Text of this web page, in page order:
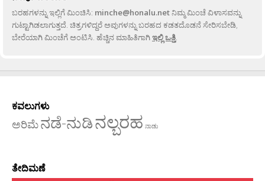
ಬರಹಗಳನ್ನು ಇಲ್ಲಿಗೆ ಮಿಂಚಿಸಿ: minche@honalu.netನಿಮ್ಮ ಮಿಂಚೆ ವಿಳಾಸವನ್ನು
ಗುಟ್ಟಾಗಿಡಲಾಗುತ್ತದೆ. ಚಿತ್ರಗಳಿದ್ದರೆ ಅವುಗಳನ್ನು ಬರಹದ ಕಡತದೊಡನೆ ಸೇರಿಸಬೇಡಿ,
ಬೇರೆಯಾಗಿ ಮಿಂಚೆಗೆ ಅಂಟಿಸಿ. ಹೆಚ್ಚಿನ ಮಾಹಿತಿಗಾಗಿಇಲ್ಲಿ ಒತ್ತಿ.
ಕವಲುಗಳು
ಅರಿಮೆನಡೆ-ನುಡಿನಲ್ಬರಹ ನಾಡು
ತೇದಿಮಣೆ